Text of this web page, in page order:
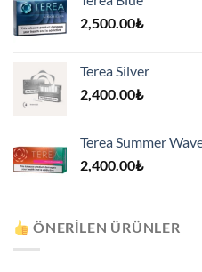
2,500.00₺
Terea Silver
2,400.00₺
Terea Summer
2,400.00₺
ÖNERILEN ÜRÜNLER